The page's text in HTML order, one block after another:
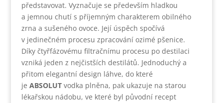
představovat. Vyznačuje se především hladkou
a jemnou chutí s příjemným charakterem obilného
zrna a sušeného ovoce. Její úspěch spočívá
v jedinečném procesu zpracování ozimé pšenice.
Díky čtyřfázovému filtračnímu procesu po destilaci
vzniká jeden z nejčistších destilátů. Jednoduchý a
přitom elegantní design láhve, do které
je ABSOLUT vodka plněna, pak ukazuje na starou
lékařskou nádobu, ve které byl původní recept